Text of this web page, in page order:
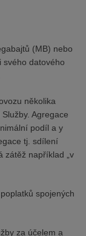
(MB) nebo
svého datového
několika
Agregace
podíl a y
tj. sdílení
zátěž například „v
spojených
za účelem a